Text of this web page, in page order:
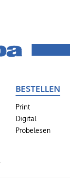
BESTELLEN
Print
Digital
Probelesen